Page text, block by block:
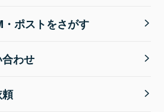
ポストをさがす
わせ